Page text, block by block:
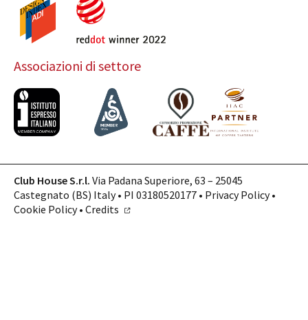
Associazioni di settore
Club House S.r.l. Via Padana Superiore, 63 – 25045
Castegnato (BS) Italy • PI 03180520177 • Privacy Policy•
Cookie Policy• Credits